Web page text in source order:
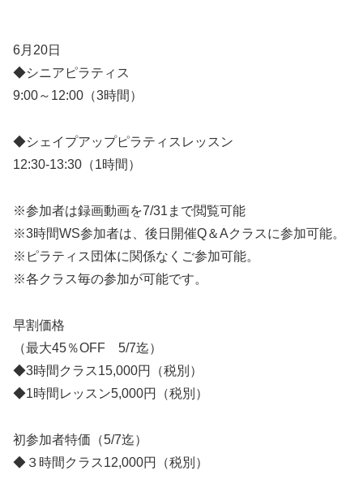
6月20日
◆シニアピラティス
9:00～12:00（3時間）
◆シェイプアップピラティスレッスン
12:30-13:30（1時間）
※参加者は録画動画を7/31まで閲覧可能
※3時間WS参加者は、後日開催Q＆Aクラスに参加可能。
※ピラティス団体に関係なくご参加可能。
※各クラス毎の参加が可能です。
早割価格
（最大45％OFF 5/7迄）
◆3時間クラス15,000円（税別）
◆1時間レッスン5,000円（税別）
初参加者特価（5/7迄）
◆３時間クラス12,000円（税別）